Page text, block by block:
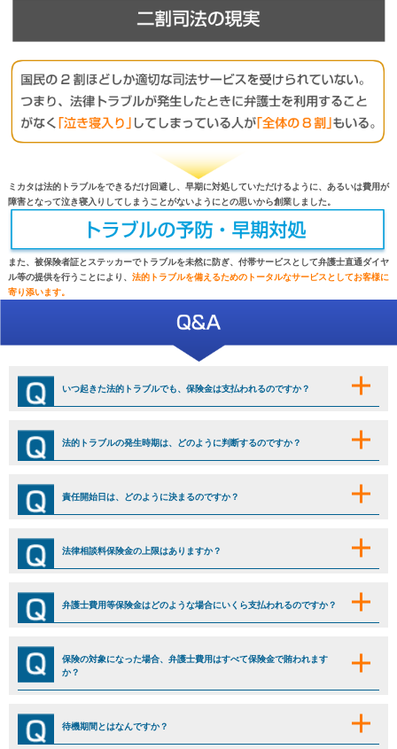
ミカタは法的トラブルをできるだけ回避し、早期に対処していただけるように、あるいは費用が
障害となって泣き寝入りしてしまうことがないようにとの思いから創業しました。
また、被保険者証とステッカーでトラブルを未然に防ぎ、付帯サービスとして弁護士直通ダイヤ
ル等の提供を行うことにより、 法的トラブルを備えるためのトータルなサービスとしてお客様に
寄り添います。
いつ起きた法的トラブルでも、保険金は支払われるのですか？
法的トラブルの発生時期は、どのように判断するのですか？
責任開始日は、どのように決まるのですか？
法律相談料保険金の上限はありますか？
弁護士費用等保険金はどのような場合にいくら支払われるのですか？
保険の対象になった場合、弁護士費用はすべて保険金で賄われます
か？
待機期間とはなんですか？